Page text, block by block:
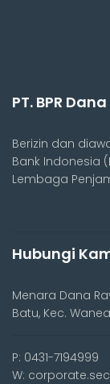
PT. BPR
Berizin dan
Bank Indonesia
Lembaga
Hubungi
Menara Dana
Batu, Kec.
P: 0431-7194999
W: